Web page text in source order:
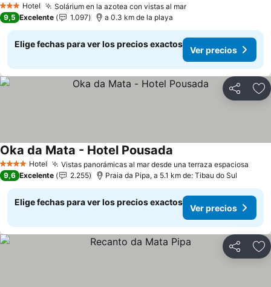
3 Estrellas
Hotel Solárium en la azotea con vistas al mar
9,5 Excelente 1.097 a 0.3 km de la playa
Elige fechas para ver los precios exactos
Ver precios
Compartir
4 EstrellasHotel Vistas panorámicas al mar desde una terraza espaciosa
Oka da Mata - Hotel Pousada
9,6 Excelente 2.255 Praia da Pipa, a 5.1 km de: Tibau do Sul
Elige fechas para ver los precios exactos
Ver precios
Compartir